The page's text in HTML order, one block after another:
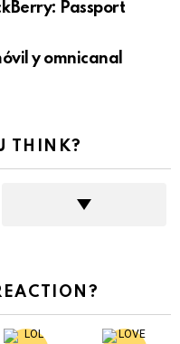
Passport
y omnicanal
THINK?